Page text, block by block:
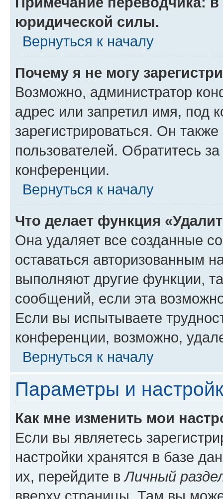
юридической силы.
Вернуться к началу
Почему я не могу
Возможно, администратор
адрес или запретил имя, под
зарегистрироваться. Он
пользователей. Обратитесь
конференции.
Вернуться к началу
Что делает функция
Она удаляет все созданные
оставаться авторизованным
выполняют другие функции,
сообщений, если эта
Если вы испытываете
конференции, возможно,
Вернуться к началу
Параметры и
Как мне изменить мои
Если вы являетесь
настройки хранятся в базе
их, перейдите вЛичный
вверху страницы. Там вы